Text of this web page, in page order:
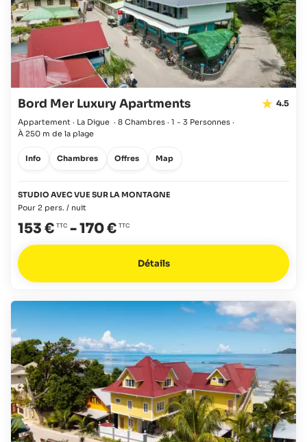
Bord Mer Luxury Apartments 4.5
Appartement · La Digue · 8 Chambres · 1 - 3 Personnes ·
À 250 m de la plage
Info Chambres Offres Map
STUDIO AVEC VUE SUR LA MONTAGNE
Pour 2 pers. / nuit
153 € -170 €
Détails